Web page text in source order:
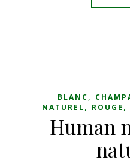
BLANC,
NATUREL, ROUGE ,
Human